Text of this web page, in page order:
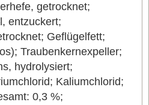
getrocknet;
entzuckert;
Geflügelfett;
Traubenkernexpeller;
hydrolysiert;
Kaliumchlorid;
0,3 %;